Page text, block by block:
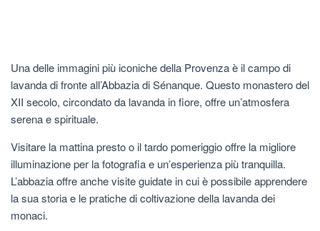
Una delle immagini più iconiche della Provenza è il campo di
lavanda di fronte all’Abbazia di Sénanque. Questo monastero del
XII secolo, circondato da lavanda in fiore, offre un’atmosfera
serena e spirituale.
Visitare la mattina presto o il tardo pomeriggio offre la migliore
illuminazione per la fotografia e un’esperienza più tranquilla.
L’abbazia offre anche visite guidate in cui è possibile apprendere
la sua storia e le pratiche di coltivazione della lavanda dei
monaci.